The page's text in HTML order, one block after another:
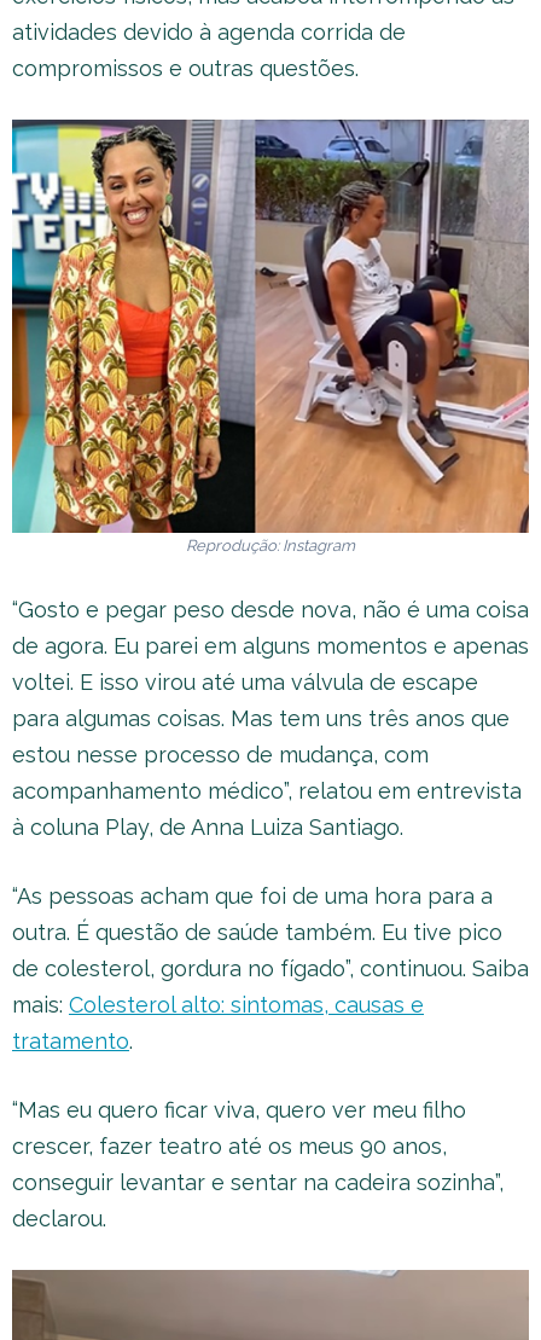
atividades devido à agenda corrida de
compromissos e outras questões.
Reprodução: Instagram
“Gosto e pegar peso desde nova, não é uma coisa
de agora. Eu parei em alguns momentos e apenas
voltei. E isso virou até uma válvula de escape
para algumas coisas. Mas tem uns três anos que
estou nesse processo de mudança, com
acompanhamento médico”, relatou em entrevista
à coluna Play, de Anna Luiza Santiago.
“As pessoas acham que foi de uma hora para a
outra. É questão de saúde também. Eu tive pico
de colesterol, gordura no fígado”, continuou. Saiba
mais: Colesterol alto: sintomas, causas e
tratamento.
“Mas eu quero ficar viva, quero ver meu filho
crescer, fazer teatro até os meus 90 anos,
conseguir levantar e sentar na cadeira sozinha”,
declarou.